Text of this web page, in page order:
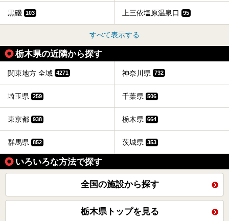
黒磯 103 上三依塩原温泉口 95
すべて表示する
栃木県の近隣から探す
関東地方 全域 4271 神奈川県 732
埼玉県 259 千葉県 506
東京都 938 栃木県 664
群馬県 852 茨城県 353
いろいろな方法で探す
全国の施設から探す
栃木県トップを見る